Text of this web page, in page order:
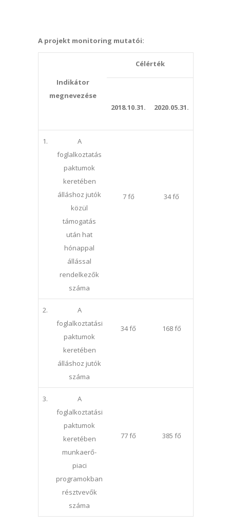
A projekt monitoring mutatói:
Indikátor
megnevezése
Célérték
2018.10.31. 2020.05.31.
1.
A
foglalkoztatás
paktumok
keretében
álláshoz jutók
közül
támogatás
után hat
hónappal
állással
rendelkezők
száma
7 fő 34 fő
2.
A
foglalkoztatási
paktumok
keretében
álláshoz jutók
száma
34 fő 168 fő
3.
A
foglalkoztatási
paktumok
keretében
munkaerő-
piaci
programokban
résztvevők
száma
77 fő 385 fő